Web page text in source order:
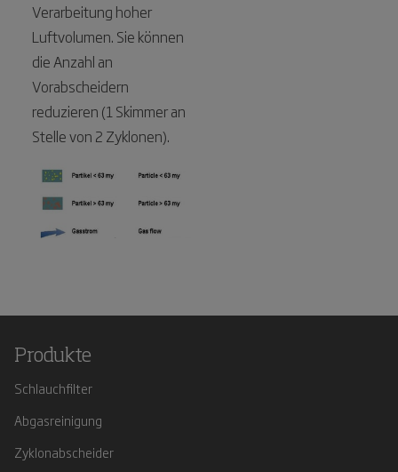
Verarbeitung hoher
Luftvolumen. Sie können
die Anzahl an
Vorabscheidern
reduzieren (1 Skimmer an
Stelle von 2 Zyklonen).
Produkte
Schlauchfilter
Abgasreinigung
Zyklonabscheider